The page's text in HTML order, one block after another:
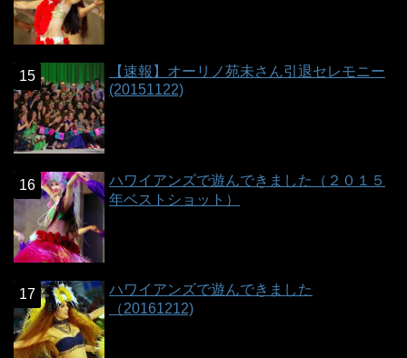
【速報】オーリノ苑未さん引退セレモニー
(20151122)
ハワイアンズで遊んできました（２０１５
年ベストショット）
ハワイアンズで遊んできました
（20161212)